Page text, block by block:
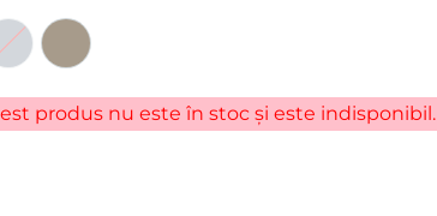
produs nu este în stoc și este indisponibil.